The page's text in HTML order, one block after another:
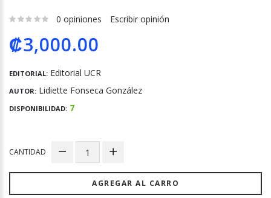
0 opiniones Escribir opinión
₡3,000.00
EDITORIAL: Editorial UCR
AUTOR: Lidiette Fonseca González
DISPONIBILIDAD: 7
CANTIDAD
AGREGAR AL CARRO